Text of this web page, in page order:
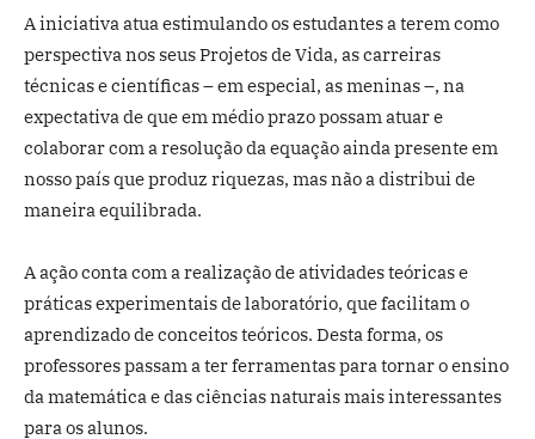
A iniciativa atua estimulando os estudantes a terem como
perspectiva nos seus Projetos de Vida, as carreiras
técnicas e científicas – em especial, as meninas –, na
expectativa de que em médio prazo possam atuar e
colaborar com a resolução da equação ainda presente em
nosso país que produz riquezas, mas não a distribui de
maneira equilibrada.
A ação conta com a realização de atividades teóricas e
práticas experimentais de laboratório, que facilitam o
aprendizado de conceitos teóricos. Desta forma, os
professores passam a ter ferramentas para tornar o ensino
da matemática e das ciências naturais mais interessantes
para os alunos.